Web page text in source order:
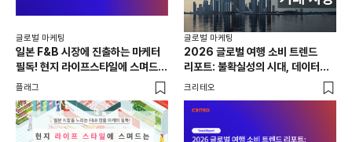
글로벌 마케팅
일본 F&B 시장에 진출하는 마케터
필독! 현지 라이프스타일에 스며드는
5가지 로컬라이징 전략
플래그
글로벌 마케팅
2026 글로벌 여행 소비 트렌드
리포트: 불확실성의 시대, 데이터로
읽는 여행 업계 전망과 마케팅 전략
크리테오